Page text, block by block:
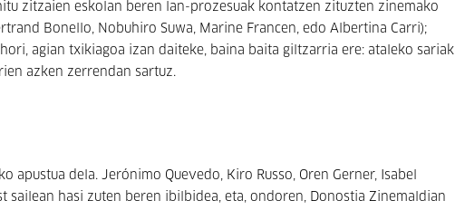
zitzaien eskolan beren lan-prozesuak kontatzen zituzten zinemako
Bonello, Nobuhiro Suwa, Marine Francen, edo Albertina Carri);
agian txikiagoa izan daiteke, baina baita giltzarria ere: ataleko sariak
azken zerrendan sartuz.
apustua dela. Jerónimo Quevedo, Kiro Russo, Oren Gerner, Isabel
hasi zuten beren ibilbidea, eta, ondoren, Donostia Zinemaldian